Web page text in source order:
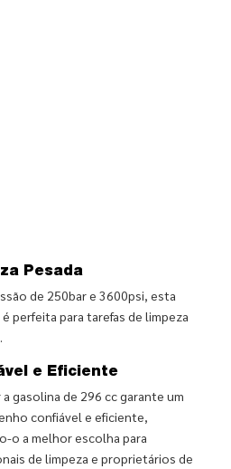
Pesada
de 250bar e 3600psi, esta
é perfeita para tarefas de limpeza
e Eficiente
gasolina de 296 cc garante um
confiável e eficiente,
o a melhor escolha para
de limpeza e proprietários de